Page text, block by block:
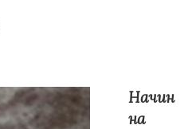
Начин
на